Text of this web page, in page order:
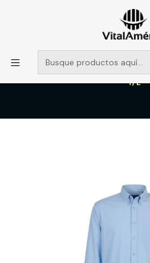
POR SISTEMA FRONTAL SOLO
MUCHAS GRACIAS +569 5956 2237
Leer más
Catálogo
VESTIMENTA
POLERAS Y
CAMISA OXFORD CLASSIC C/BOL.
T/L